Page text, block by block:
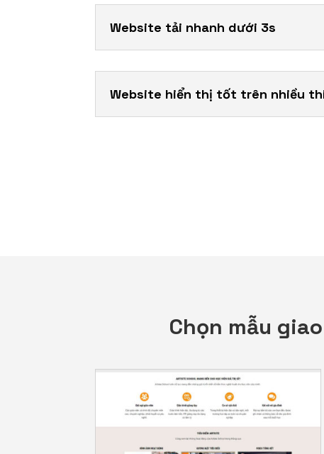
Website tải nhanh dưới 3s
Website hiển thị tốt trên nhiều
Chọn mẫu